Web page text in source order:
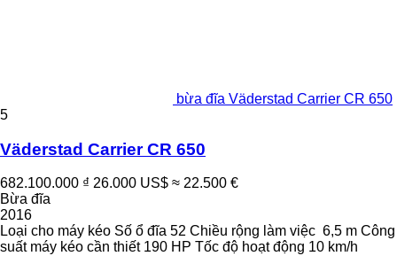
bừa đĩa Väderstad Carrier CR 650
5
Väderstad Carrier CR 650
682.100.000 ₫ 26.000 US$ ≈ 22.500 €
Bừa đĩa
2016
Loại cho máy kéo Số ổ đĩa 52 Chiều rộng làm việc 6,5 m Công
suất máy kéo cần thiết 190 HP Tốc độ hoạt động 10 km/h